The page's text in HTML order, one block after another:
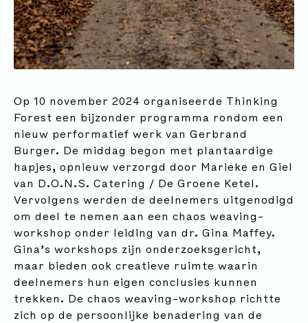
Op 10 november 2024 organiseerde Thinking
Forest een bijzonder programma rondom een
nieuw performatief werk van Gerbrand
Burger. De middag begon met plantaardige
hapjes, opnieuw verzorgd door Marieke en Giel
van D.O.N.S. Catering / De Groene Ketel.
Vervolgens werden de deelnemers uitgenodigd
om deel te nemen aan een chaos weaving-
workshop onder leiding van dr. Gina Maffey.
Gina’s workshops zijn onderzoeksgericht,
maar bieden ook creatieve ruimte waarin
deelnemers hun eigen conclusies kunnen
trekken. De chaos weaving-workshop richtte
zich op de persoonlijke benadering van de